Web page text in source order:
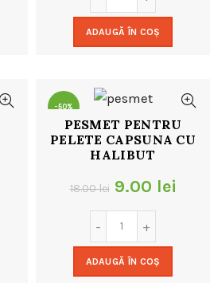
a
fost:
ADAUGĂ ÎN COȘ
-50%
PESMET PENTRU
PELETE CAPSUNA CU
HALIBUT
18.00lei Prețul
inițial
a
fost:
9.00 lei
ADAUGĂ ÎN COȘ